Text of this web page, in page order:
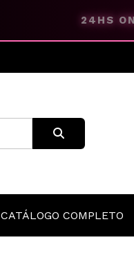
24HS
CATÁLOGO COMPLETO